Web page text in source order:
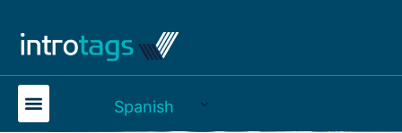
Spanish